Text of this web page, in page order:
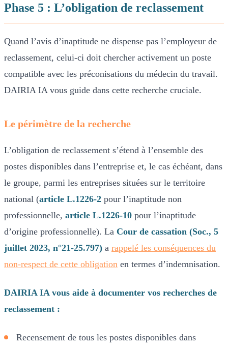
Phase 5 : L’obligation de reclassement
Quand l’avis d’inaptitude ne dispense pas l’employeur de
reclassement, celui-ci doit chercher activement un poste
compatible avec les préconisations du médecin du travail.
DAIRIA IA vous guide dans cette recherche cruciale.
Le périmètre de la recherche
L’obligation de reclassement s’étend à l’ensemble des
postes disponibles dans l’entreprise et, le cas échéant, dans
le groupe, parmi les entreprises situées sur le territoire
national (article L.1226-2 pour l’inaptitude non
professionnelle, article L.1226-10 pour l’inaptitude
d’origine professionnelle). La Cour de cassation (Soc., 5
juillet 2023, n°21-25.797) a rappelé les conséquences du
non-respect de cette obligation en termes d’indemnisation.
DAIRIA IA vous aide à documenter vos recherches de
reclassement :
Recensement de tous les postes disponibles dans